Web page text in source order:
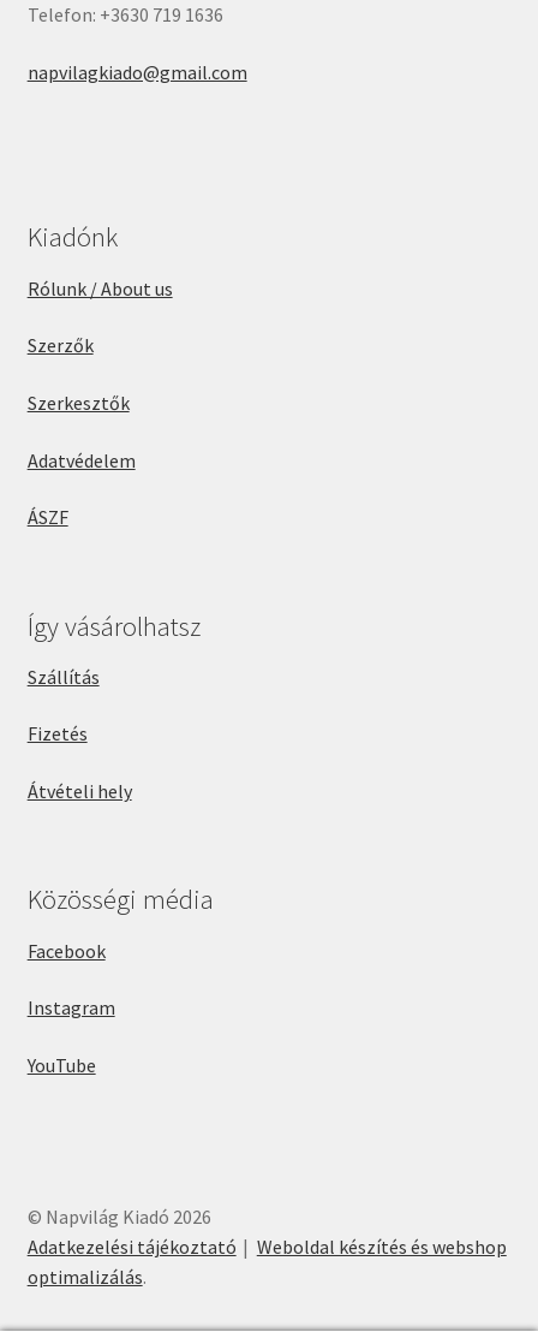
Telefon: +3630 719 1636
napvilagkiado@gmail.com
Kiadónk
Rólunk / About us
Szerzők
Szerkesztők
Adatvédelem
ÁSZF
Így vásárolhatsz
Szállítás
Fizetés
Átvételi hely
Közösségi média
Facebook
Instagram
YouTube
© Napvilág Kiadó 2026
Adatkezelési tájékoztató
Weboldal készítés és webshop
optimalizálás.